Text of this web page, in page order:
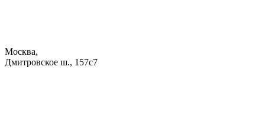
Москва,
Дмитровское ш., 157с7